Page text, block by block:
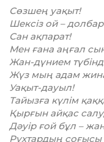
Сөзшең уақыт!
Шексіз ой –
Сан ақпарат!
Мен ғана аңғал
Жан-дүнием
Жүз мың адам
Уақыт-дауыл!
Тайызға күлім
Қырғын айқас
Дәуір ғой бұл –
Рухтардың соғысы